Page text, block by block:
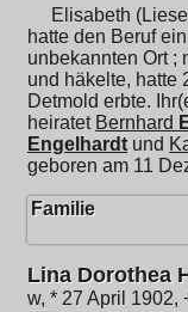
Elisabeth
hatte den Beruf
unbekannten Ort ;
und häkelte, hatte
Detmold erbte.
heiratet Bernhard
Engelhardt und
geboren am 11
Familie
Lina Dorothea
w, * 27 April 1902,